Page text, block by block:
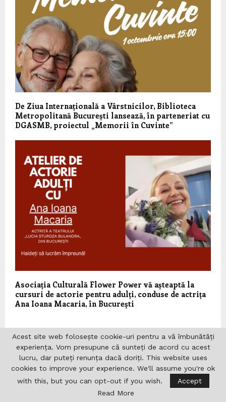
De Ziua Internațională a Vârstnicilor, Biblioteca
Metropolitană București lansează, în parteneriat cu
DGASMB, proiectul „Memorii în Cuvinte”
Asociația Culturală Flower Power vă așteaptă la
cursuri de actorie pentru adulți, conduse de actrița
Ana Ioana Macaria, în București
LASĂ UN COMENTARIU
Acest site web folosește cookie-uri pentru a vă îmbunătăți
experiența. Vom presupune că sunteți de acord cu acest
lucru, dar puteți renunța dacă doriți. This website uses
cookies to improve your experience. We'll assume you're ok
with this, but you can opt-out if you wish.
Accept
Read More